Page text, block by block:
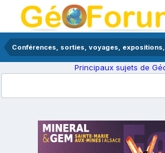
Conférences, sorties, voyages,
Principaux sujets de